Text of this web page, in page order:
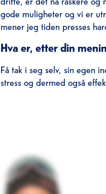
gode muligheter og vi er
mener jeg tiden presses
Hva er, etter din
Få tak i seg selv, sin egen
stress og dermed også